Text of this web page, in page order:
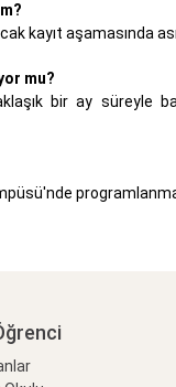
kayıt aşamasında
mu?
bir ay süreyle